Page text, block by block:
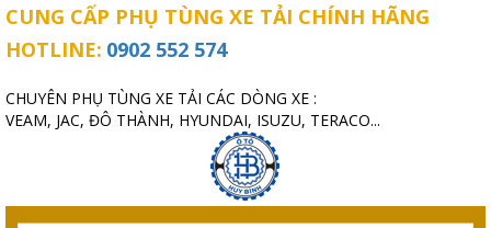
CUNG CẤP PHỤ TÙNG XE TẢI CHÍNH HÃNG
HOTLINE: 0902 552 574
CHUYÊN PHỤ TÙNG XE TẢI CÁC DÒNG XE :
VEAM, JAC, ĐÔ THÀNH, HYUNDAI, ISUZU, TERACO...